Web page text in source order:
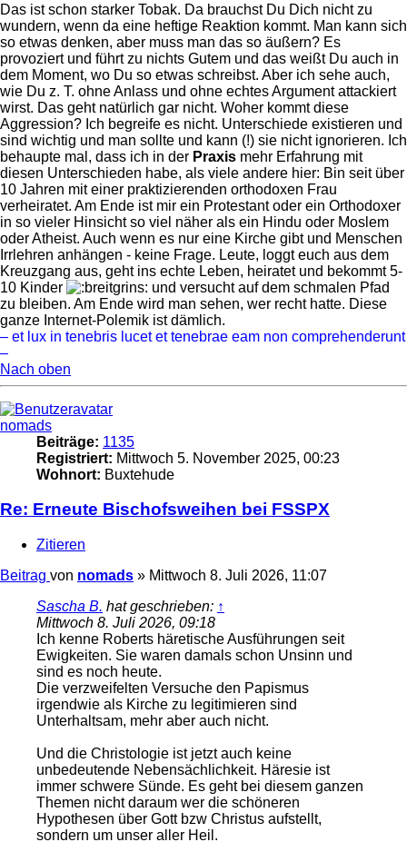
Das ist schon starker Tobak. Da brauchst Du Dich nicht zu
wundern, wenn da eine heftige Reaktion kommt. Man kann sich
so etwas denken, aber muss man das so äußern? Es
provoziert und führt zu nichts Gutem und das weißt Du auch in
dem Moment, wo Du so etwas schreibst. Aber ich sehe auch,
wie Du z. T. ohne Anlass und ohne echtes Argument attackiert
wirst. Das geht natürlich gar nicht. Woher kommt diese
Aggression? Ich begreife es nicht. Unterschiede existieren und
sind wichtig und man sollte und kann (!) sie nicht ignorieren. Ich
behaupte mal, dass ich in der Praxis mehr Erfahrung mit
diesen Unterschieden habe, als viele andere hier: Bin seit über
10 Jahren mit einer praktizierenden orthodoxen Frau
verheiratet. Am Ende ist mir ein Protestant oder ein Orthodoxer
in so vieler Hinsicht so viel näher als ein Hindu oder Moslem
oder Atheist. Auch wenn es nur eine Kirche gibt und Menschen
Irrlehren anhängen - keine Frage. Leute, loggt euch aus dem
Kreuzgang aus, geht ins echte Leben, heiratet und bekommt 5-
10 Kinder
und versucht auf dem schmalen Pfad
zu bleiben. Am Ende wird man sehen, wer recht hatte. Diese
ganze Internet-Polemik ist dämlich.
– et lux in tenebris lucet et tenebrae eam non comprehenderunt
–
Nach oben
nomads
Beiträge: 1135
Registriert: Mittwoch 5. November 2025, 00:23
Wohnort: Buxtehude
Re: Erneute Bischofsweihen bei FSSPX
Zitieren
Beitrag von nomads » Mittwoch 8. Juli 2026, 11:07
Sascha B. hat geschrieben: ↑
Mittwoch 8. Juli 2026, 09:18
Ich kenne Roberts häretische Ausführungen seit
Ewigkeiten. Sie waren damals schon Unsinn und
sind es noch heute.
Die verzweifelten Versuche den Papismus
irgendwie als Kirche zu legitimieren sind
Unterhaltsam, mehr aber auch nicht.
Und die Christologie ist jetzt auch keine
unbedeutende Nebensächlichkeit. Häresie ist
immer schwere Sünde. Es geht bei diesem ganzen
Themen nicht daraum wer die schöneren
Hypothesen über Gott bzw Christus aufstellt,
sondern um unser aller Heil.